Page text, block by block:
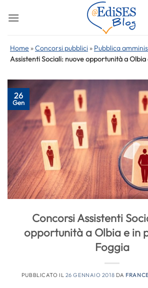
Home »Concorsi pubblici » Pubblica
Assistenti Sociali: nuove opportunità a
26
Gen
Concorsi Assistenti
opportunità a Olbia e in
Foggia
PUBBLICATO IL 26 GENNAIO 2018 DA